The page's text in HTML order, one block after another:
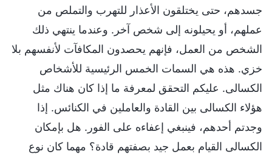
جسدهم، حتى يختلقون الأعذار للتهرب والتملص من
عملهم، أو يحيلونه إلى شخص آخر. وعندما ينتهي ذلك
الشخص من العمل، فإنهم يحصدون المكافآت لأنفسهم بلا
خزي. هذه هي السمات الخمس الرئيسية للأشخاص
الكسالى. عليكم التحقق لمعرفة ما إذا كان هناك مثل
هؤلاء الكسالى بين القادة والعاملين في الكنائس. إذا
وجدتم أحدهم، فينبغي إعفاءه على الفور. هل بإمكان
الكسالى القيام بعمل جيد بصفتهم قادة؟ مهما كان نوع